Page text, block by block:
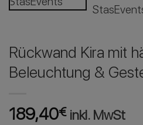
Rückwand Kira mit
Beleuchtung &
189,40€ inkl. MwSt